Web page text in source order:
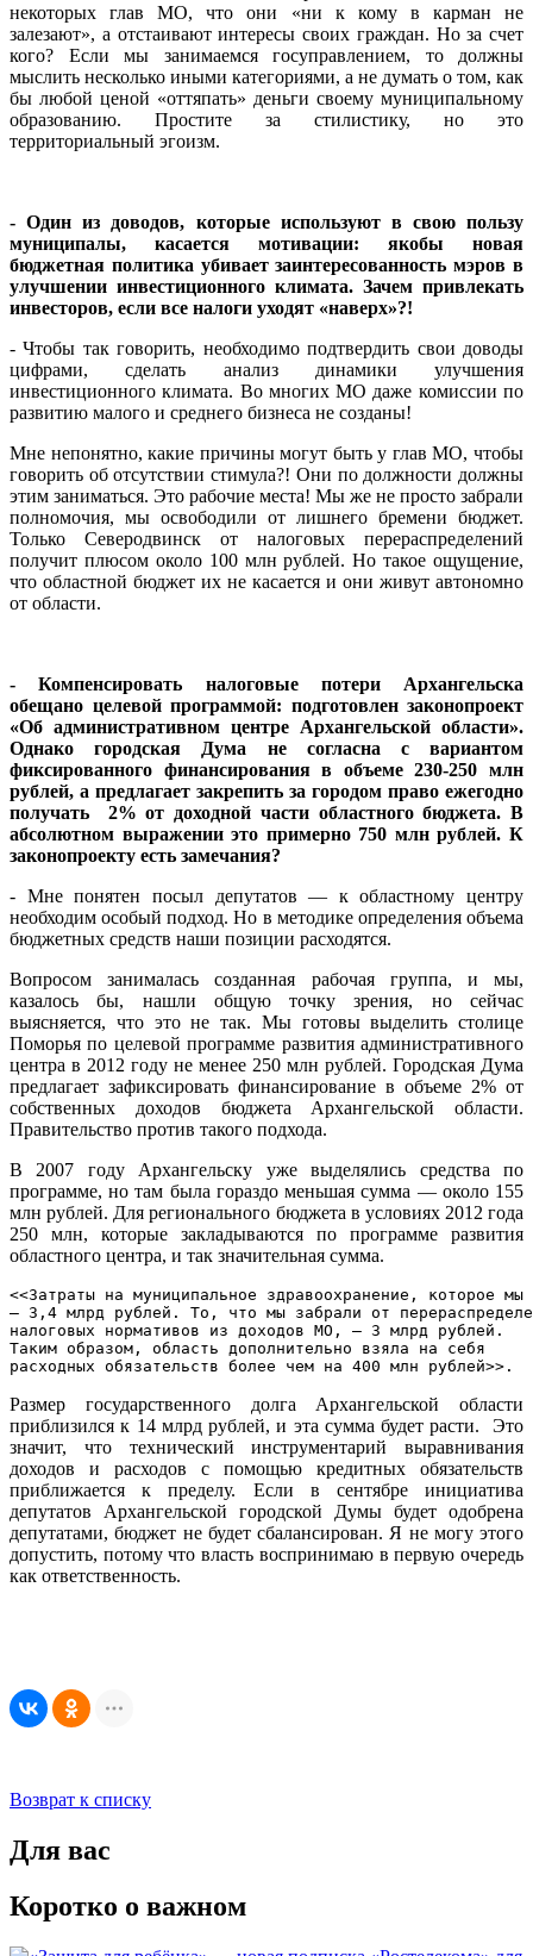
некоторых глав МО, что они «ни к кому в карман не
залезают», а отстаивают интересы своих граждан. Но за счет
кого? Если мы занимаемся госуправлением, то должны
мыслить несколько иными категориями, а не думать о том, как
бы любой ценой «оттяпать» деньги своему муниципальному
образованию. Простите за стилистику, но это
территориальный эгоизм.
- Один из доводов, которые используют в свою пользу
муниципалы, касается мотивации: якобы новая
бюджетная политика убивает заинтересованность мэров в
улучшении инвестиционного климата. Зачем привлекать
инвесторов, если все налоги уходят «наверх»?!
- Чтобы так говорить, необходимо подтвердить свои доводы
цифрами, сделать анализ динамики улучшения
инвестиционного климата. Во многих МО даже комиссии по
развитию малого и среднего бизнеса не созданы!
Мне непонятно, какие причины могут быть у глав МО, чтобы
говорить об отсутствии стимула?! Они по должности должны
этим заниматься. Это рабочие места! Мы же не просто забрали
полномочия, мы освободили от лишнего бремени бюджет.
Только Северодвинск от налоговых перераспределений
получит плюсом около 100 млн рублей. Но такое ощущение,
что областной бюджет их не касается и они живут автономно
от области.
- Компенсировать налоговые потери Архангельска
обещано целевой программой: подготовлен законопроект
«Об административном центре Архангельской области».
Однако городская Дума не согласна с вариантом
фиксированного финансирования в объеме 230-250 млн
рублей, а предлагает закрепить за городом право ежегодно
получать 2% от доходной части областного бюджета. В
абсолютном выражении это примерно 750 млн рублей. К
законопроекту есть замечания?
- Мне понятен посыл депутатов — к областному центру
необходим особый подход. Но в методике определения объема
бюджетных средств наши позиции расходятся.
Вопросом занималась созданная рабочая группа, и мы,
казалось бы, нашли общую точку зрения, но сейчас
выясняется, что это не так. Мы готовы выделить столице
Поморья по целевой программе развития административного
центра в 2012 году не менее 250 млн рублей. Городская Дума
предлагает зафиксировать финансирование в объеме 2% от
собственных доходов бюджета Архангельской области.
Правительство против такого подхода.
В 2007 году Архангельску уже выделялись средства по
программе, но там была гораздо меньшая сумма — около 155
млн рублей. Для регионального бюджета в условиях 2012 года
250 млн, которые закладываются по программе развития
областного центра, и так значительная сумма.
<<Затраты на муниципальное здравоохранение, которое
— 3,4 млрд рублей. То, что мы забрали от
налоговых нормативов из доходов МО, — 3 млрд рублей.
Таким образом, область дополнительно взяла на себя
расходных обязательств более чем на 400 млн рублей>>.
Размер государственного долга Архангельской области
приблизился к 14 млрд рублей, и эта сумма будет расти. Это
значит, что технический инструментарий выравнивания
доходов и расходов с помощью кредитных обязательств
приближается к пределу. Если в сентябре инициатива
депутатов Архангельской городской Думы будет одобрена
депутатами, бюджет не будет сбалансирован. Я не могу этого
допустить, потому что власть воспринимаю в первую очередь
как ответственность.
Возврат к списку
Для вас
Коротко о важном